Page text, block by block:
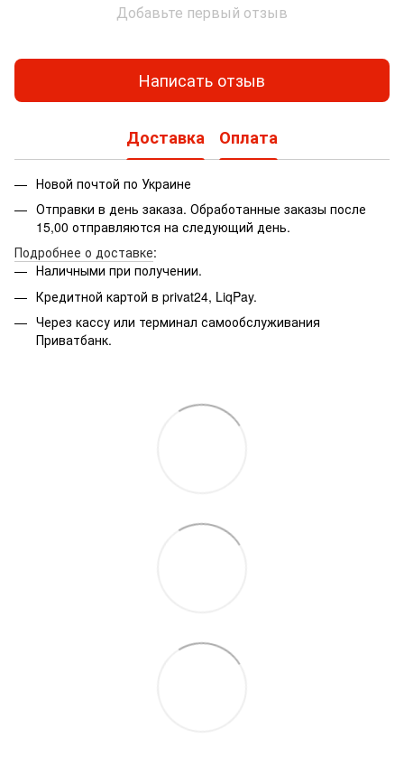
Добавьте первый отзыв
Написать отзыв
Доставка Оплата
Новой почтой по Украине
Отправки в день заказа. Обработанные заказы после
15,00 отправляются на следующий день.
Подробнее о доставке:
Наличными при получении.
Кредитной картой в privat24, LiqPay.
Через кассу или терминал самообслуживания
Приватбанк.